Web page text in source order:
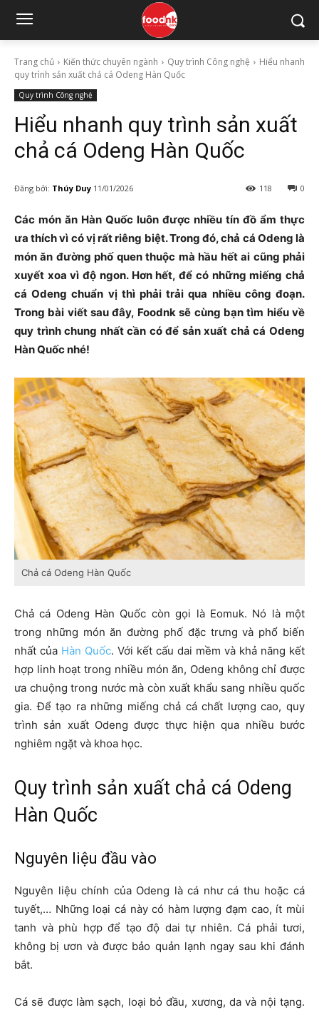
Trang chủ Kiến thức chuyên ngành Quy trình Công nghệ
Hiểu nhanh
quy trình sản xuất chả cá Odeng Hàn Quốc
Quy trình Công nghệ
Hiểu nhanh quy trình sản xuất
chả cá Odeng Hàn Quốc
Đăng bởi: Thúy Duy 11/01/2026 0
118
Các món ăn Hàn Quốc luôn được nhiều tín đồ ẩm thực
ưa thích vì có vị rất riêng biệt. Trong đó, chả cá Odeng là
món ăn đường phố quen thuộc mà hầu hết ai cũng phải
xuyết xoa vì độ ngon. Hơn hết, để có những miếng chả
cá Odeng chuẩn vị thì phải trải qua nhiều công đoạn.
Trong bài viết sau đây, Foodnk sẽ cùng bạn tìm hiểu về
quy trình chung nhất cần có để sản xuất chả cá Odeng
Hàn Quốc nhé!
Chả cá Odeng Hàn Quốc
Chả cá Odeng Hàn Quốc còn gọi là Eomuk. Nó là một
trong những món ăn đường phố đặc trưng và phổ biến
nhất của Hàn Quốc. Với kết cấu dai mềm và khả năng kết
hợp linh hoạt trong nhiều món ăn, Odeng không chỉ được
ưa chuộng trong nước mà còn xuất khẩu sang nhiều quốc
gia. Để tạo ra những miếng chả cá chất lượng cao, quy
trình sản xuất Odeng được thực hiện qua nhiều bước
nghiêm ngặt và khoa học.
Quy trình sản xuất chả cá Odeng
Hàn Quốc
Nguyên liệu đầu vào
Nguyên liệu chính của Odeng là cá như cá thu hoặc cá
tuyết,… Những loại cá này có hàm lượng đạm cao, ít mùi
tanh và phù hợp để tạo độ dai tự nhiên. Cá phải tươi,
không bị ươn và được bảo quản lạnh ngay sau khi đánh
bắt.
Cá sẽ được làm sạch, loại bỏ đầu, xương, da và nội tạng.